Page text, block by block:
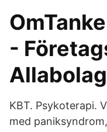
-
Allabolag
KBT. Psykoterapi.
med